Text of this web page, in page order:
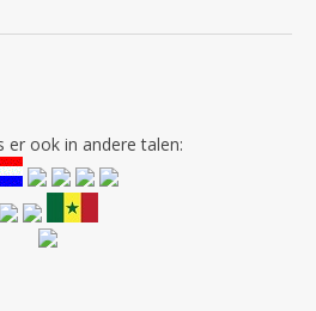
er ook in andere talen: